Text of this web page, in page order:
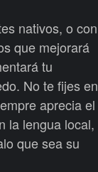
nativos, o con
que mejorará
tu
No te fijes en
aprecia el
la lengua local,
que sea su